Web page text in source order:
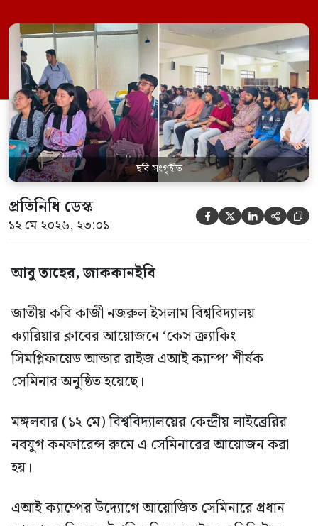
কেন্দ্রীয় লাইব্রেরির নবযুগ কনফারেন্স রুমে এ
সেমিনারের আয়োজন করা হয়। এআই ক্যাম্পের
উদ্যোগে আয়োজিত সেমিনারে প্রধান আলোচক
হিসেবে উপস্থিত ছিলেন রাইজের ডিজিটাল গ্রোথ
হ্যাক ম্যানেজার মো. ইয়াসিন আরাফাত। […]
ছবি সংগৃহীত
প্রতিনিধি ডেস্ক
১২ মে ২০২৬, ২৩:০১     
আবু তাহের, জাককানইবি
জাতীয় কবি কাজী নজরুল ইসলাম বিশ্ববিদ্যালয়
ক্যারিয়ার ক্লাবের আয়োজনে ‘কেস ক্র্যাকিং
সিমপ্লিফায়েড আন্ডার রাইজ এআই ক্যাম্প’ শীর্ষক
সেমিনার অনুষ্ঠিত হয়েছে।
মঙ্গলবার (১২ মে) বিশ্ববিদ্যালয়ের কেন্দ্রীয় লাইব্রেরির
নবযুগ কনফারেন্স রুমে এ সেমিনারের আয়োজন করা
হয়।
এআই ক্যাম্পের উদ্যোগে আয়োজিত সেমিনারে প্রধান